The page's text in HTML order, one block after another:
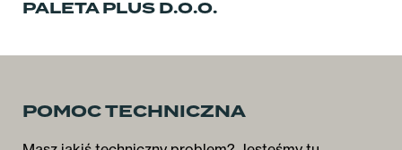
PALETA PLUS D.O.O.
POMOC TECHNICZNA